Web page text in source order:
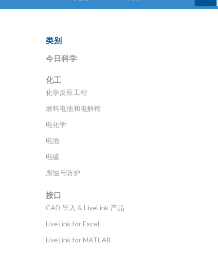
类别
今日科学
化工
化学反应工程
燃料电池和电解槽
电化学
电池
电镀
腐蚀与防护
接口
CAD 导入 & LiveLink 产品
LiveLink for Excel
LiveLink for MATLAB